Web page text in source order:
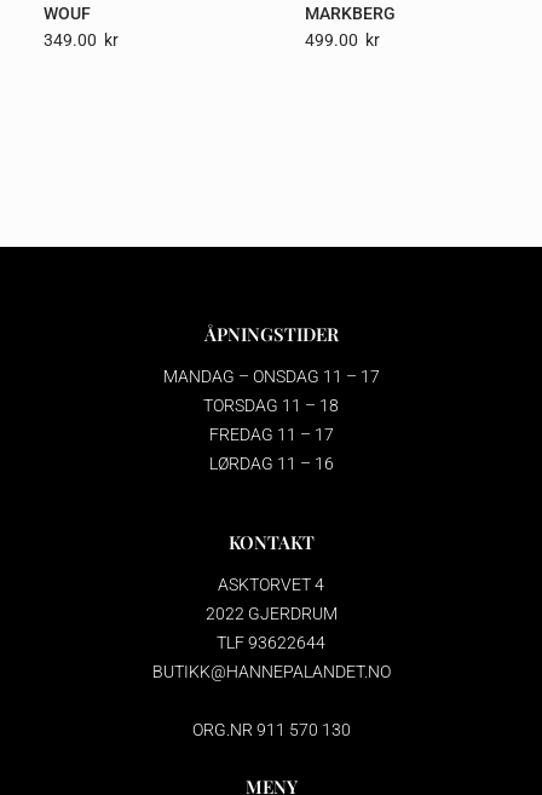
WOUF
349.00 Kr
MARKBERG
499.00 Kr
ÅPNINGSTIDER
MANDAG – ONSDAG 11 – 17
TORSDAG 11 – 18
FREDAG 11 – 17
LØRDAG 11 – 16
KONTAKT
ASKTORVET 4
2022 GJERDRUM
TLF 93622644
BUTIKK@HANNEPALANDET.NO
ORG.NR 911 570 130
MENY